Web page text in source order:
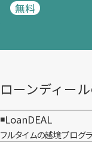
無料
ローンディー
LoanDEAL
フルタイムの越境プログラ